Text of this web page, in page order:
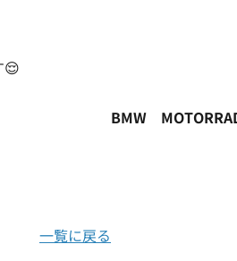
😌
BMW
一覧に戻る